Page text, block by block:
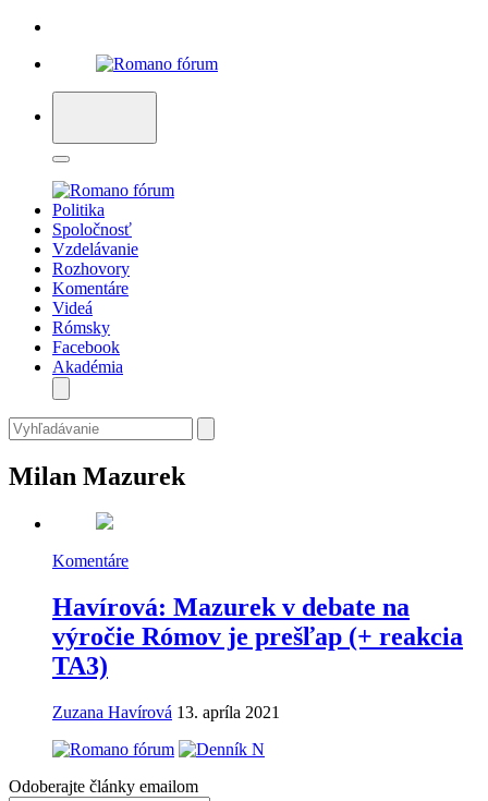
Politika
Spoločnosť
Vzdelávanie
Rozhovory
Komentáre
Videá
Rómsky
Facebook
Akadémia
Milan Mazurek
Komentáre
Havírová: Mazurek v debate na
výročie Rómov je prešľap (+ reakcia
TA3)
Zuzana Havírová 13. apríla 2021
Odoberajte články emailom